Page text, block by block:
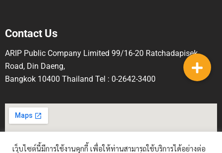
Contact Us
ARIP Public Company Limited 99/16-20 Ratchadapisek
Road, Din Daeng,
Bangkok 10400 Thailand Tel : 0-2642-3400
เว็บไซต์นี้มีการใช้งานคุกกี้ เพื่อให้ท่านสามารถใช้บริการได้อย่างต่อ